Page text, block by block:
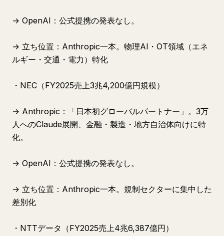
→ OpenAI：公式提携の発表なし。
→ 立ち位置：Anthropic一本。物理AI・OT領域（エネ
ルギー・交通・電力）特化
・NEC（FY2025売上3兆4,200億円規模）
→ Anthropic：「日本初グローバルパートナー」。3万
人へのClaude展開、金融・製造・地方自治体向けに特
化。
→ OpenAI：公式提携の発表なし。
→ 立ち位置：Anthropic一本。規制セクターに集中した
差別化
・NTTデータ（FY2025売上4兆6,387億円）